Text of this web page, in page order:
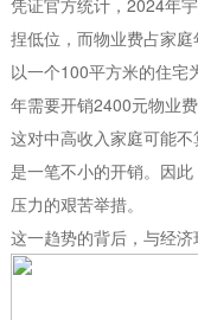
捏低位，而物业费占家庭
以一个100平方米的住宅
年需要开销2400元物业费
这对中高收入家庭可能
是一笔不小的开销。因
压力的艰苦举措。
这一趋势的背后，与经济